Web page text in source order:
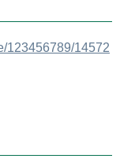
123456789/14572